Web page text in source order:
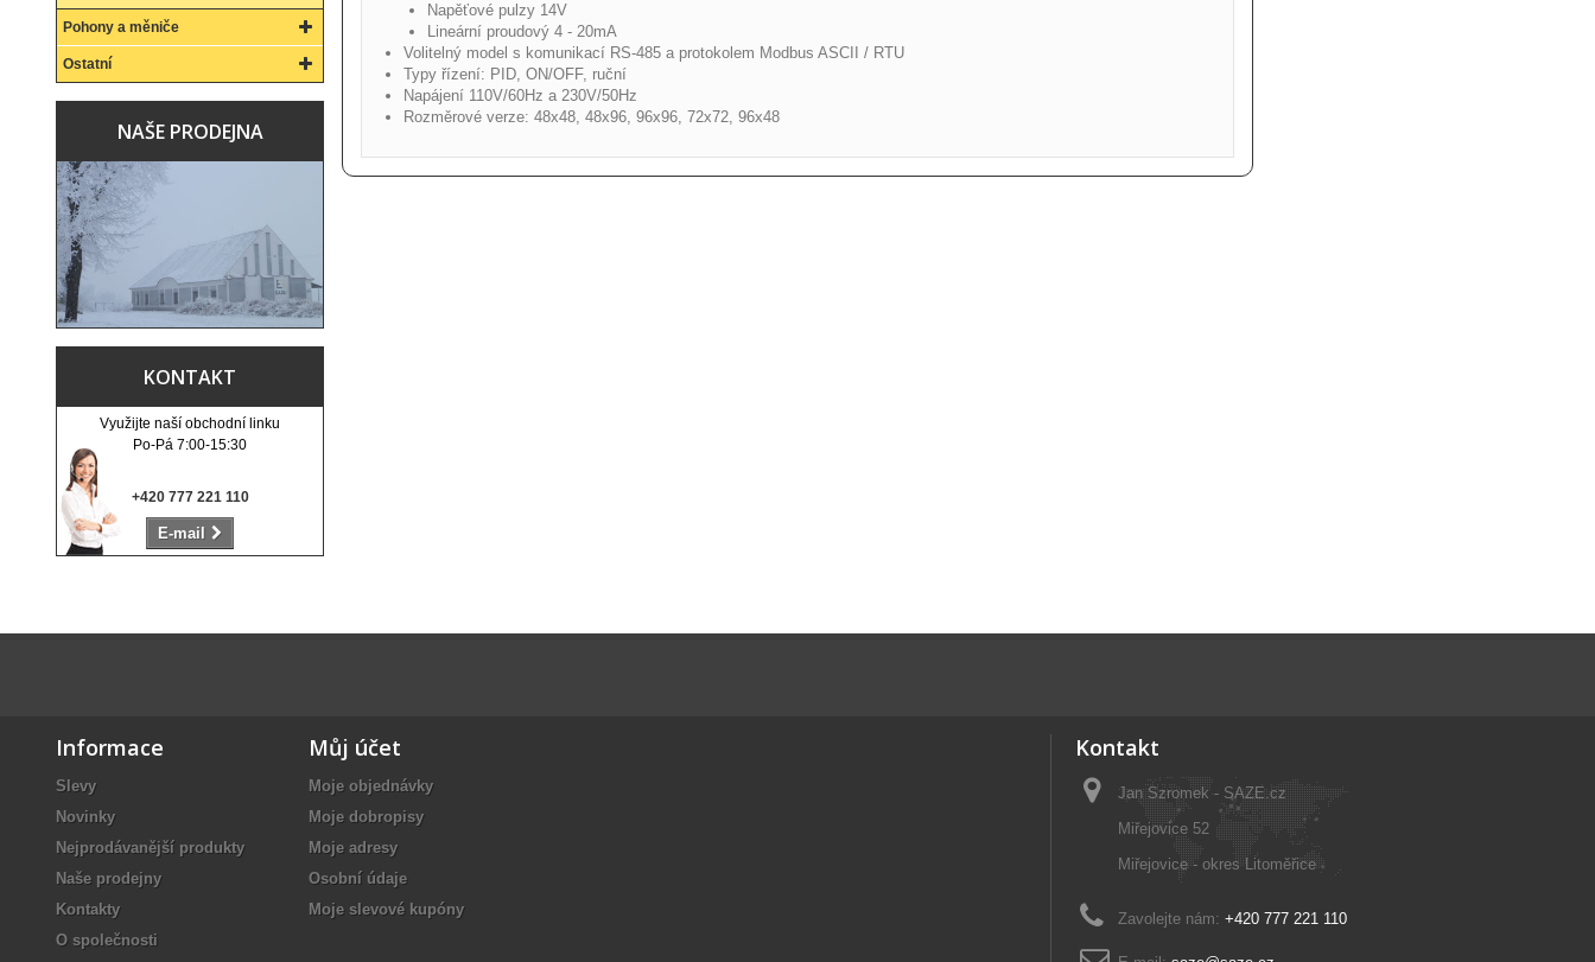
Pohony a měniče
Ostatní
NAŠE PRODEJNA
KONTAKT
Využijte naší obchodní linku
Po-Pá 7:00-15:30
+420 777 221 110
E-mail
Napěťové pulzy 14V
Lineární proudový 4 - 20mA
Volitelný model s komunikací RS-485 a protokolem Modbus ASCII / RTU
Typy řízení: PID, ON/OFF, ruční
Napájení 110V/60Hz a 230V/50Hz
Rozměrové verze: 48x48, 48x96, 96x96, 72x72, 96x48
Informace
Slevy
Novinky
Nejprodávanější produkty
Naše prodejny
Kontakty
O společnosti
Můj účet
Moje objednávky
Moje dobropisy
Moje adresy
Osobní údaje
Moje slevové kupóny
Kontakt
Jan Szromek - SAZE.cz
Miřejovice 52
Miřejovice - okres Litoměřice
Zavolejte nám:+420 777 221 110